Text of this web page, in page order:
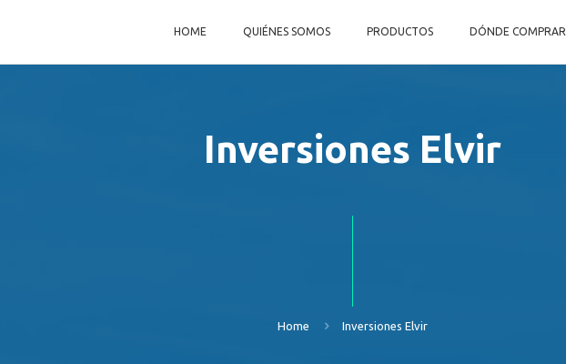
HOME QUIÉNES SOMOS PRODUCTOS DÓNDE COMPRAR
Inversiones Elvir
Home Inversiones Elvir